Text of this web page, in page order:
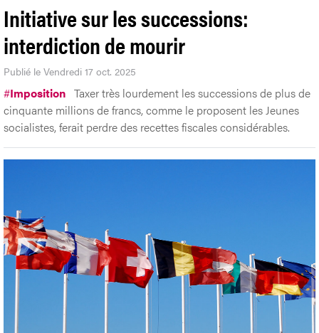
Initiative sur les successions:
interdiction de mourir
Publié le Vendredi 17 oct. 2025
#Imposition Taxer très lourdement les successions de plus de
cinquante millions de francs, comme le proposent les Jeunes
socialistes, ferait perdre des recettes fiscales considérables.